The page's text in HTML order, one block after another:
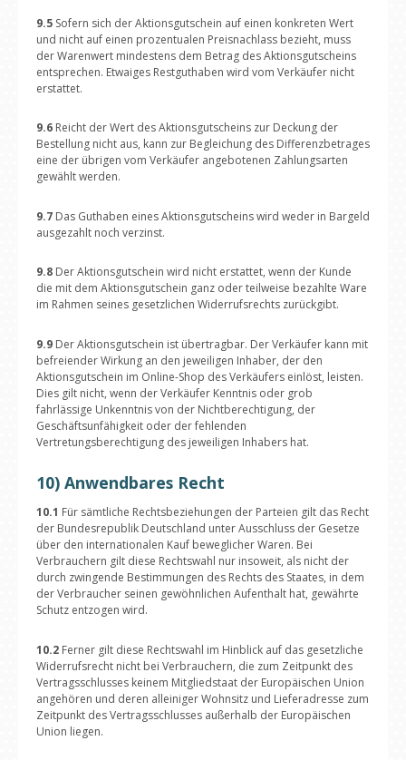
9.5 Sofern sich der Aktionsgutschein auf einen konkreten Wert
und nicht auf einen prozentualen Preisnachlass bezieht, muss
der Warenwert mindestens dem Betrag des Aktionsgutscheins
entsprechen. Etwaiges Restguthaben wird vom Verkäufer nicht
erstattet.
9.6 Reicht der Wert des Aktionsgutscheins zur Deckung der
Bestellung nicht aus, kann zur Begleichung des Differenzbetrages
eine der übrigen vom Verkäufer angebotenen Zahlungsarten
gewählt werden.
9.7 Das Guthaben eines Aktionsgutscheins wird weder in Bargeld
ausgezahlt noch verzinst.
9.8 Der Aktionsgutschein wird nicht erstattet, wenn der Kunde
die mit dem Aktionsgutschein ganz oder teilweise bezahlte Ware
im Rahmen seines gesetzlichen Widerrufsrechts zurückgibt.
9.9 Der Aktionsgutschein ist übertragbar. Der Verkäufer kann mit
befreiender Wirkung an den jeweiligen Inhaber, der den
Aktionsgutschein im Online-Shop des Verkäufers einlöst, leisten.
Dies gilt nicht, wenn der Verkäufer Kenntnis oder grob
fahrlässige Unkenntnis von der Nichtberechtigung, der
Geschäftsunfähigkeit oder der fehlenden
Vertretungsberechtigung des jeweiligen Inhabers hat.
10) Anwendbares Recht
10.1 Für sämtliche Rechtsbeziehungen der Parteien gilt das Recht
der Bundesrepublik Deutschland unter Ausschluss der Gesetze
über den internationalen Kauf beweglicher Waren. Bei
Verbrauchern gilt diese Rechtswahl nur insoweit, als nicht der
durch zwingende Bestimmungen des Rechts des Staates, in dem
der Verbraucher seinen gewöhnlichen Aufenthalt hat, gewährte
Schutz entzogen wird.
10.2 Ferner gilt diese Rechtswahl im Hinblick auf das gesetzliche
Widerrufsrecht nicht bei Verbrauchern, die zum Zeitpunkt des
Vertragsschlusses keinem Mitgliedstaat der Europäischen Union
angehören und deren alleiniger Wohnsitz und Lieferadresse zum
Zeitpunkt des Vertragsschlusses außerhalb der Europäischen
Union liegen.